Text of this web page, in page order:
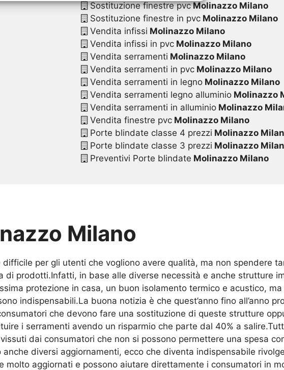
Sostituzione finestre pvcMolinazzo Milano
Sostituzione finestre in pvc Molinazzo Milano
Vendita infissi Molinazzo Milano
Vendita infissi in pvc Molinazzo Milano
Vendita serramenti Molinazzo Milano
Vendita serramenti in pvc Molinazzo Milano
Vendita serramenti in legno Molinazzo Milano
Vendita serramenti legno alluminio Molinazzo
Vendita serramenti in alluminio Molinazzo
Vendita finestre pvc Molinazzo Milano
Porte blindate classe 4 prezzi Molinazzo
Porte blindate classe 3 prezzi Molinazzo
Preventivi Porte blindate Molinazzo Milano
Milano
per gli utenti che vogliono avere qualità, ma non spendere
di prodotti.Infatti, in base alle diverse necessità e anche strutture
protezione in casa, un buon isolamento termico e acustico,
indispensabili.La buona notizia è che quest’anno fino all’anno
che devono fare una sostituzione di queste strutture
i serramenti avendo un risparmio che parte dal 40% a
dai consumatori che non si possono permettere una spesa
diversi aggiornamenti, ecco che diventa indispensabile
molto aggiornati e possono aiutare direttamente i consumatori in